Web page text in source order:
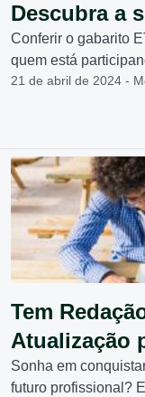
Descubra a
Conferir o gabarito
quem está
21 de abril de 2024 -
Tem
Atualização
Sonha em
futuro profissional?